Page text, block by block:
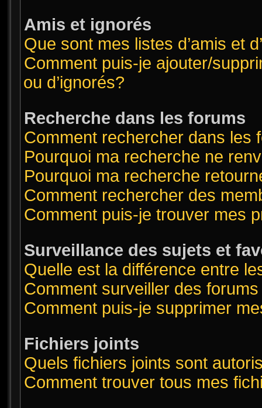
Amis et ignorés
Que sont mes listes d’amis et
Comment puis-je ajouter/
ou d’ignorés?
Recherche dans les forums
Comment rechercher dans les
Pourquoi ma recherche ne
Pourquoi ma recherche
Comment rechercher des
Comment puis-je trouver mes
Surveillance des sujets et
Quelle est la différence entre
Comment surveiller des
Comment puis-je supprimer
Fichiers joints
Quels fichiers joints sont
Comment trouver tous mes